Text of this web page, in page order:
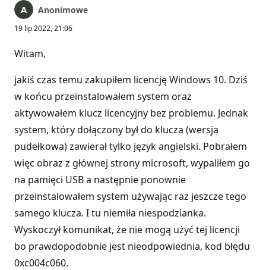
Anonimowe
19 lip 2022, 21:06
Witam,
jakiś czas temu zakupiłem licencję Windows 10. Dziś
w końcu przeinstalowałem system oraz
aktywowałem klucz licencyjny bez problemu. Jednak
system, który dołączony był do klucza (wersja
pudełkowa) zawierał tylko język angielski. Pobrałem
więc obraz z głównej strony microsoft, wypaliłem go
na pamięci USB a następnie ponownie
przeinstalowałem system używając raz jeszcze tego
samego klucza. I tu niemiła niespodzianka.
Wyskoczył komunikat, że nie mogą użyć tej licencji
bo prawdopodobnie jest nieodpowiednia, kod błędu
0xc004c060.